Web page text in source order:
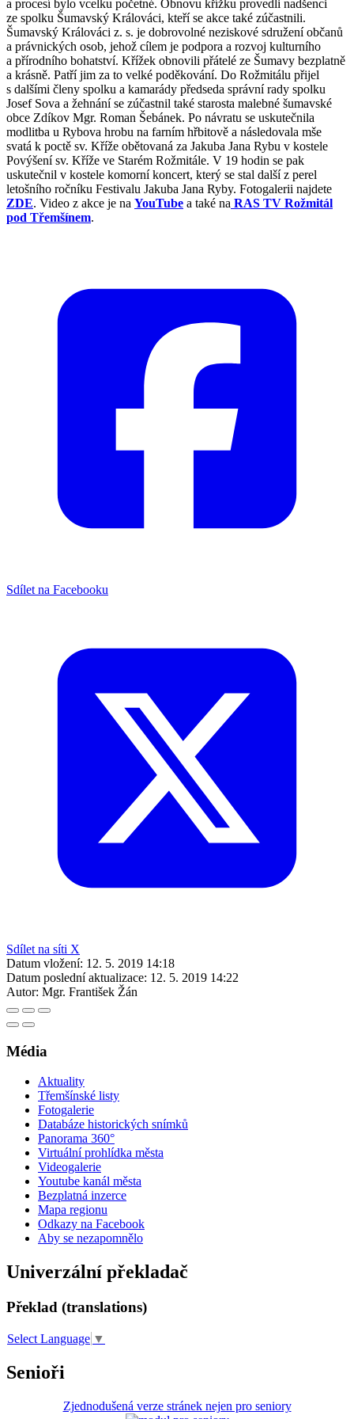
a procesí bylo vcelku početné. Obnovu křížku provedli nadšenci
ze spolku Šumavský Králováci, kteří se akce také zúčastnili.
Šumavský Králováci z. s. je dobrovolné neziskové sdružení občanů
a právnických osob, jehož cílem je podpora a rozvoj kulturního
a přírodního bohatství. Křížek obnovili přátelé ze Šumavy bezplatně
a krásně. Patří jim za to velké poděkování. Do Rožmitálu přijel
s dalšími členy spolku a kamarády předseda správní rady spolku
Josef Sova a žehnání se zúčastnil také starosta malebné šumavské
obce Zdíkov Mgr. Roman Šebánek. Po návratu se uskutečnila
modlitba u Rybova hrobu na farním hřbitově a následovala mše
svatá k poctě sv. Kříže obětovaná za Jakuba Jana Rybu v kostele
Povýšení sv. Kříže ve Starém Rožmitále. V 19 hodin se pak
uskutečnil v kostele komorní koncert, který se stal další z perel
letošního ročníku Festivalu Jakuba Jana Ryby. Fotogalerii najdete
ZDE. Video z akce je na YouTube a také na RAS TV Rožmitál
pod Třemšínem.
Sdílet na Facebooku
Sdílet na síti X
Datum vložení: 12. 5. 2019 14:18
Datum poslední aktualizace: 12. 5. 2019 14:22
Autor: Mgr. František Žán
Média
Aktuality
Třemšínské listy
Fotogalerie
Databáze historických snímků
Panorama 360°
Virtuální prohlídka města
Videogalerie
Youtube kanál města
Bezplatná inzerce
Mapa regionu
Odkazy na Facebook
Aby se nezapomnělo
Univerzální překladač
Překlad (translations)
Select Language ▼
Senioři
Zjednodušená verze stránek nejen pro seniory